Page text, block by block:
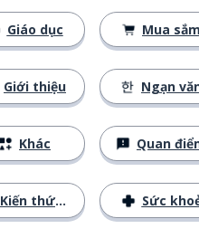
Giáo dục
Giới thiệu
Khác
Kiến thức cơ bản
Mua
Ngạn
Quan
Sức